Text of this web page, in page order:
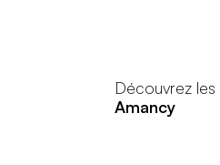
Découvrez les
Amancy